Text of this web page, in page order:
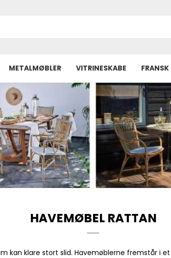
METALMØBLER VITRINESKABE
HAVEMØBEL RATTAN
kan klare stort slid. Havemøblerne fremstår i